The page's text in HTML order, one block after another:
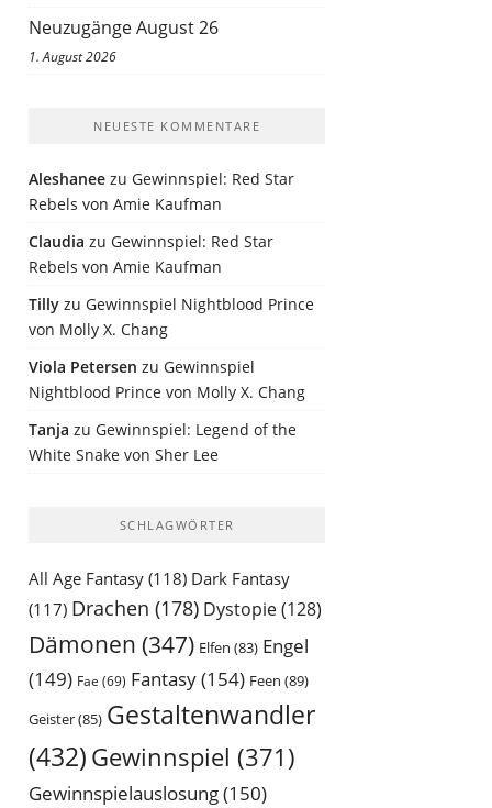
Neuzugänge August 26
1. August 2026
NEUESTE KOMMENTARE
Aleshanee zu Gewinnspiel: Red Star
Rebels von Amie Kaufman
Claudia zu Gewinnspiel: Red Star
Rebels von Amie Kaufman
Tilly zu Gewinnspiel Nightblood Prince
von Molly X. Chang
Viola Petersen zu Gewinnspiel
Nightblood Prince von Molly X. Chang
Tanja zu Gewinnspiel: Legend of the
White Snake von Sher Lee
SCHLAGWÖRTER
All Age Fantasy (118) Dark Fantasy
(117) Drachen (178) Dystopie(128)
Dämonen (347) Elfen (83) Engel
(149) Fae (69) Fantasy(154) Feen (89)
Geister(85) Gestaltenwandler
(432) Gewinnspiel (371)
Gewinnspielauslosung(150)